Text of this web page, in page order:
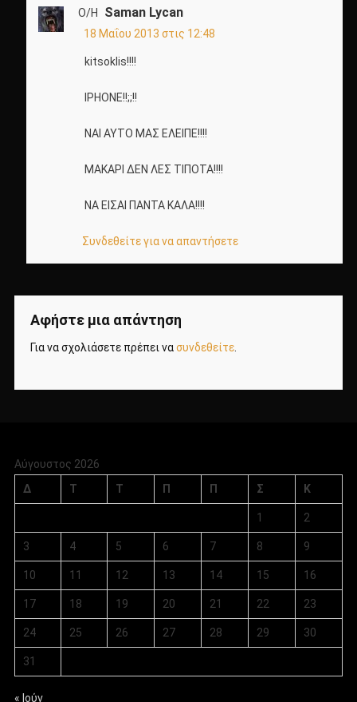
Ο/Η Saman Lycan
18 Μαΐου 2013 στις 12:48
kitsoklis!!!!
IPHONE!!;;!!
ΝΑΙ ΑΥΤΟ ΜΑΣ ΕΛΕΙΠΕ!!!!
ΜΑΚΑΡΙ ΔΕΝ ΛΕΣ ΤΙΠΟΤΑ!!!!
ΝΑ ΕΙΣΑΙ ΠΑΝΤΑ ΚΑΛΑ!!!!
Συνδεθείτε για να απαντήσετε
Αφήστε μια απάντηση
Για να σχολιάσετε πρέπει νασυνδεθείτε.
Αύγουστος 2026
Δ
Τ Τ Π Π Σ Κ
1 2
3 4 5 6 7 8 9
10 11 12 13 14 15 16
17 18 19 20 21 22 23
24 25 26 27 28 29 30
31
« Ιούν